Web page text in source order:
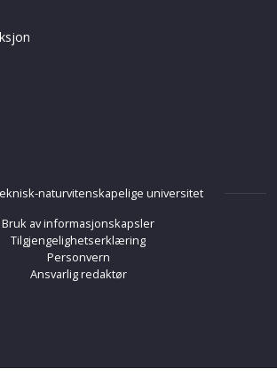
naturvitenskapelige universitet
Bruk av informasjonskapsler
Tilgjengelighetserklæring
Personvern
Ansvarlig redaktør